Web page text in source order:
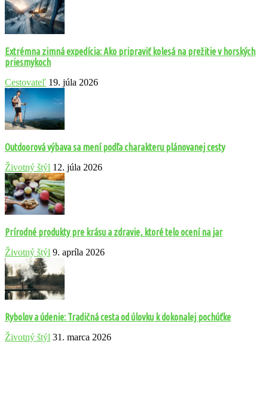
Extrémna zimná expedícia: Ako pripraviť kolesá na prežitie v horských
priesmykoch
Cestovateľ 19. júla 2026
Outdoorová výbava sa mení podľa charakteru plánovanej cesty
Životný štýl 12. júla 2026
Prírodné produkty pre krásu a zdravie, ktoré telo ocení na jar
Životný štýl 9. apríla 2026
Rybolov a údenie: Tradičná cesta od úlovku k dokonalej pochúťke
Životný štýl 31. marca 2026